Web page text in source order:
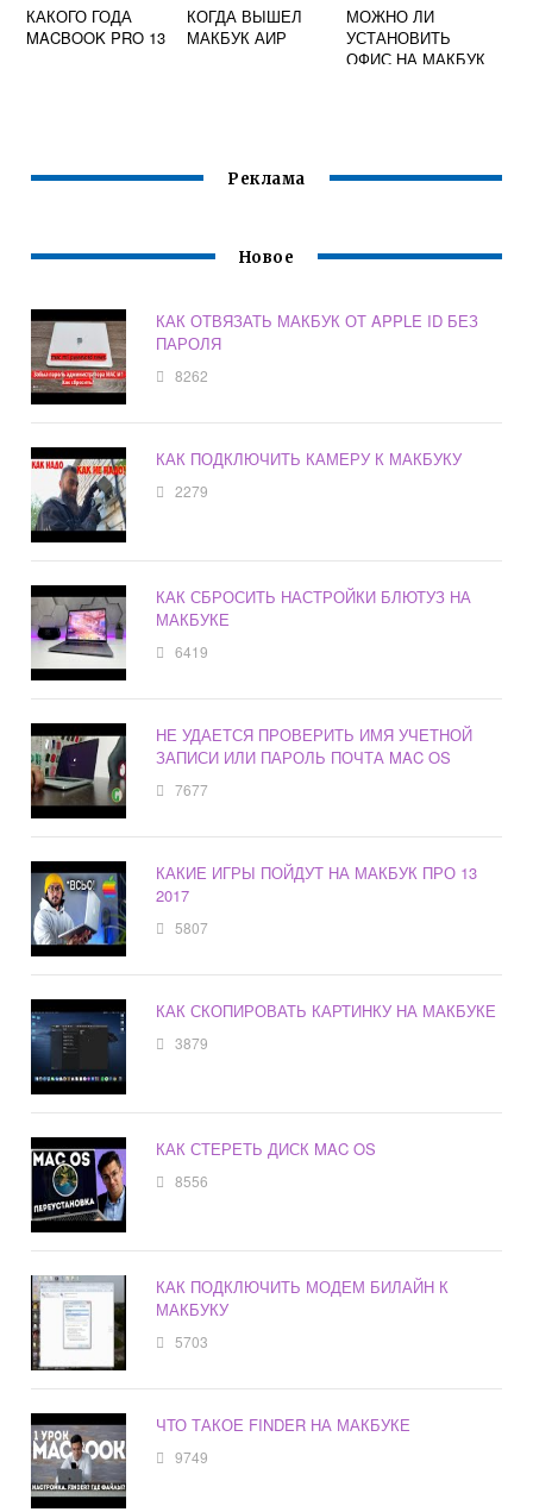
КАКОГО ГОДА
MACBOOK PRO 13
КОГДА ВЫШЕЛ
МАКБУК АИР
МОЖНО ЛИ
УСТАНОВИТЬ
ОФИС НА МАКБУК
Реклама
Новое
КАК ОТВЯЗАТЬ МАКБУК ОТ APPLE ID БЕЗ
ПАРОЛЯ
8262
КАК ПОДКЛЮЧИТЬ КАМЕРУ К МАКБУКУ
2279
КАК СБРОСИТЬ НАСТРОЙКИ БЛЮТУЗ НА
МАКБУКЕ
6419
НЕ УДАЕТСЯ ПРОВЕРИТЬ ИМЯ УЧЕТНОЙ
ЗАПИСИ ИЛИ ПАРОЛЬ ПОЧТА MAC OS
7677
КАКИЕ ИГРЫ ПОЙДУТ НА МАКБУК ПРО 13
2017
5807
КАК СКОПИРОВАТЬ КАРТИНКУ НА МАКБУКЕ
3879
КАК СТЕРЕТЬ ДИСК MAC OS
8556
КАК ПОДКЛЮЧИТЬ МОДЕМ БИЛАЙН К
МАКБУКУ
5703
ЧТО ТАКОЕ FINDER НА МАКБУКЕ
9749